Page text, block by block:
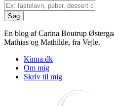
En blog af Carina Boutrup
Mathias og Mathilde, fra Vejle.
Kinna.dk
Om mig
Skriv til mig